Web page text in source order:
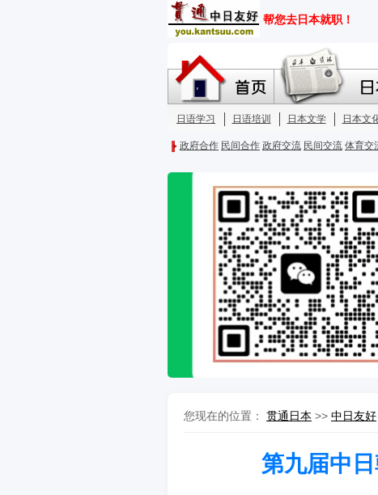
您现在的位置： 贯通日本 >> 中日友好
第九届中